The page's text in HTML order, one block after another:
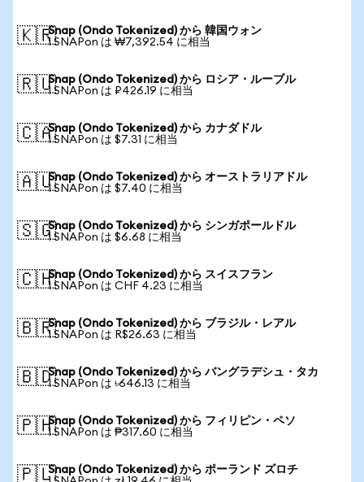
🇰🇷Snap (Ondo Tokenized) から 韓国ウォン
1 SNAPon は ₩7,392.54 に相当
🇷🇺Snap (Ondo Tokenized) から ロシア・ルーブル
1 SNAPon は ₽426.19 に相当
🇨🇦Snap (Ondo Tokenized) から カナダドル
1 SNAPon は $7.31 に相当
🇦🇺Snap (Ondo Tokenized) から オーストラリアドル
1 SNAPon は $7.40 に相当
🇸🇬Snap (Ondo Tokenized) から シンガポールドル
1 SNAPon は $6.68 に相当
🇨🇭Snap (Ondo Tokenized) から スイスフラン
1 SNAPon は CHF 4.23 に相当
🇧🇷Snap (Ondo Tokenized) から ブラジル・レアル
1 SNAPon は R$26.63 に相当
🇧🇩Snap (Ondo Tokenized) から バングラデシュ・タカ
1 SNAPon は ৳646.13 に相当
🇵🇭Snap (Ondo Tokenized) から フィリピン・ペソ
1 SNAPon は ₱317.60 に相当
🇵🇱Snap (Ondo Tokenized) から ポーランド ズロチ